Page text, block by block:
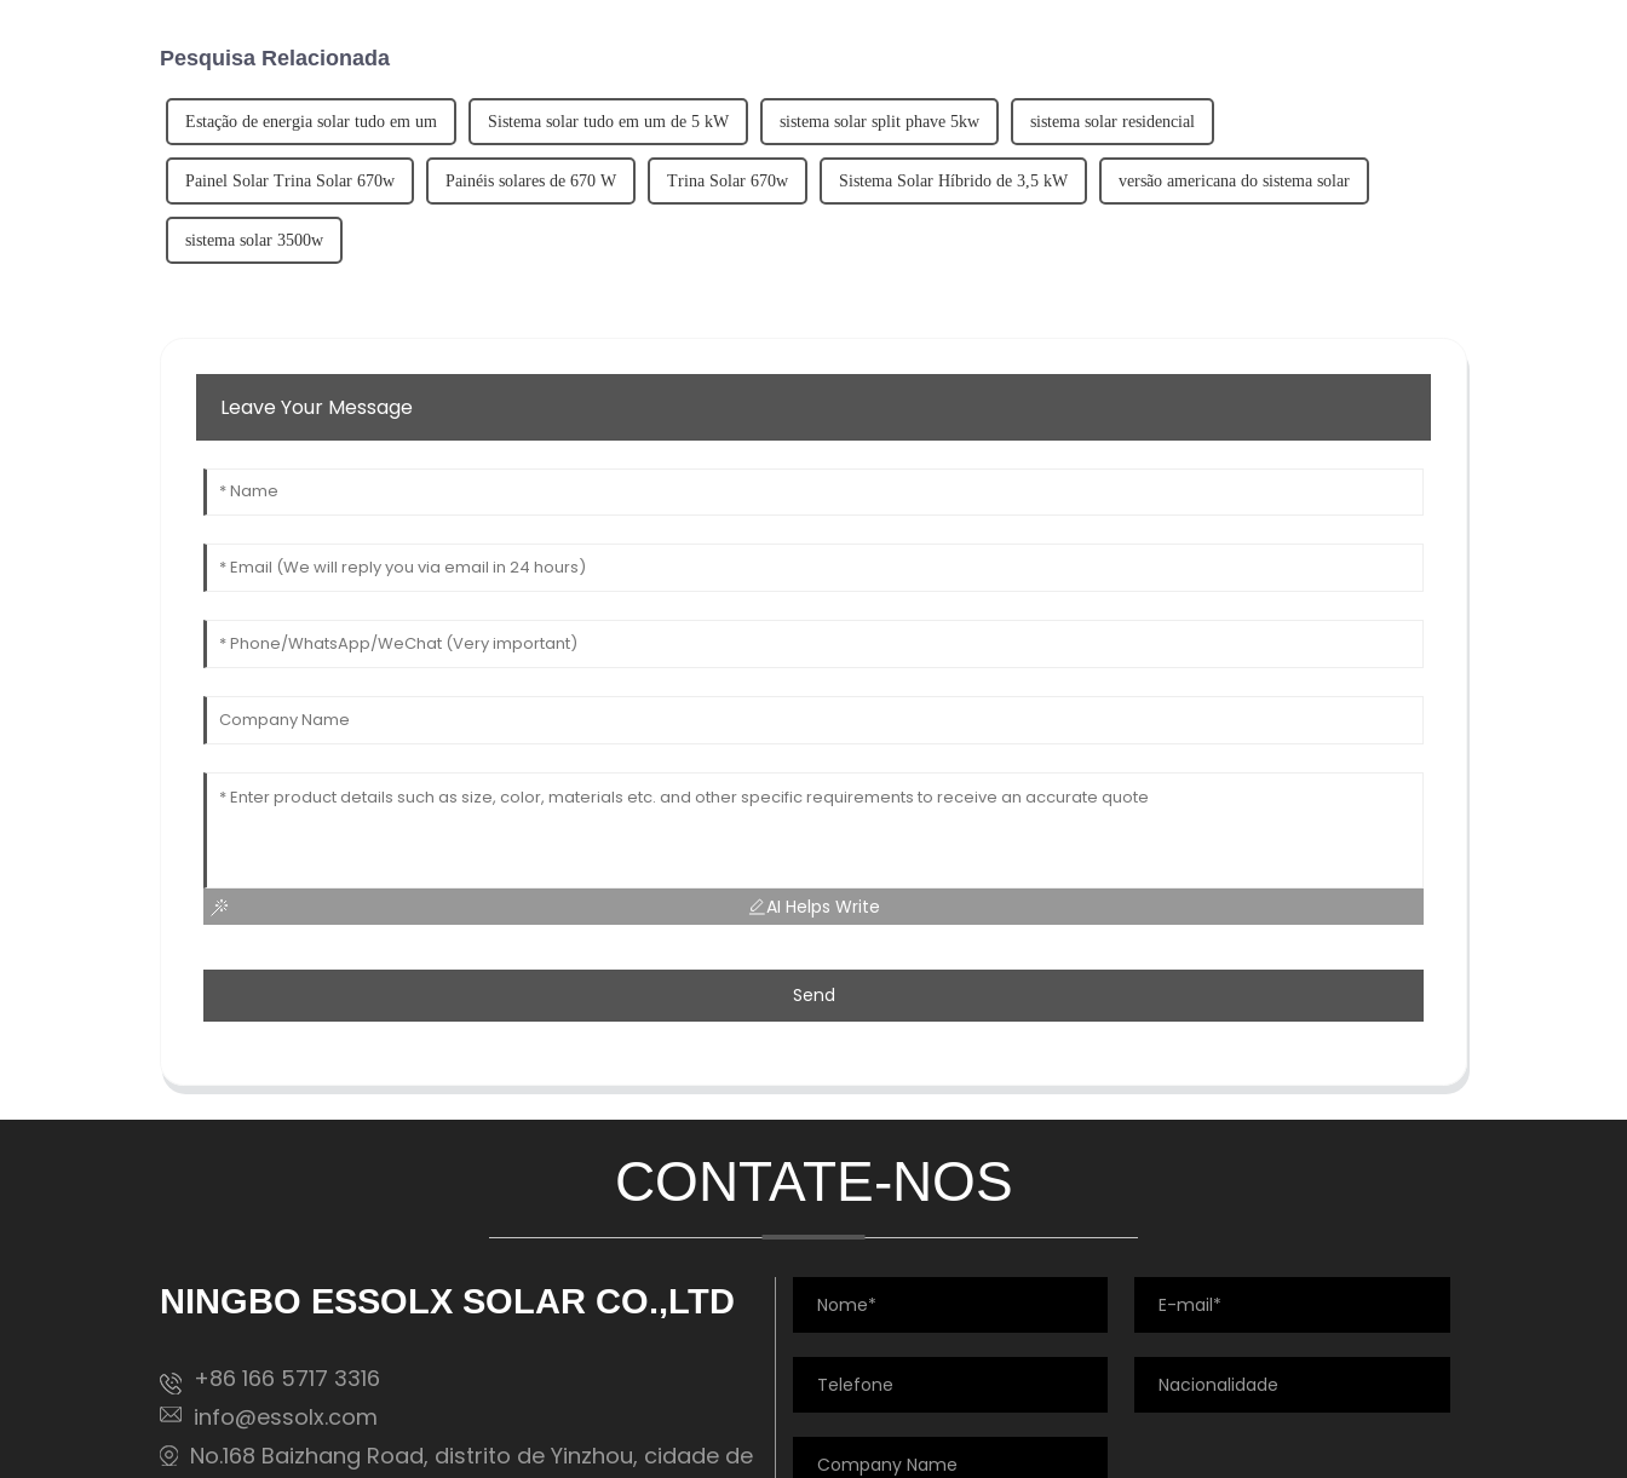
Pesquisa Relacionada
Estação de energia solar tudo em um Sistema solar tudo em um de 5 kW sistema solar split phave 5kw sistema solar residencial
Painel Solar Trina Solar 670w Painéis solares de 670 W Trina Solar 670w Sistema Solar Híbrido de 3,5 kW versão americana do sistema solar
sistema solar 3500w
Leave Your Message
AI Helps Write
Send
CONTATE-NOS
NINGBO ESSOLX SOLAR CO.,LTD
+86 166 5717 3316
info@essolx.com
No.168 Baizhang Road, distrito de Yinzhou, cidade de